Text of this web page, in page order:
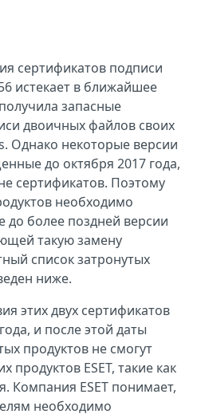
сертификатов подписи
истекает в ближайшее
запасные
двоичных файлов своих
Однако некоторые версии
до октября 2017 года,
сертификатов. Поэтому
необходимо
более поздней версии
такую замену
список затронутых
ниже.
этих двух сертификатов
и после этой даты
продуктов не смогут
продуктов ESET, такие как
Компания ESET понимает,
необходимо